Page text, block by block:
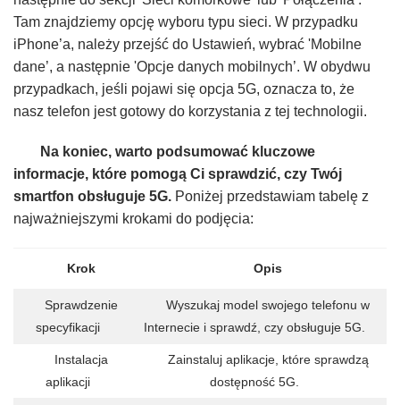
Tam znajdziemy opcję wyboru typu sieci. W przypadku
iPhone’a, należy przejść do Ustawień, wybrać 'Mobilne
dane’, a następnie 'Opcje danych mobilnych’. W obydwu
przypadkach, jeśli pojawi się opcja 5G, oznacza to, że
nasz telefon jest gotowy do korzystania z tej technologii.
Na koniec, warto podsumować kluczowe
informacje, które pomogą Ci sprawdzić, czy Twój
smartfon obsługuje 5G. Poniżej przedstawiam tabelę z
najważniejszymi krokami do podjęcia:
Krok Opis
Sprawdzenie
specyfikacji
Wyszukaj model swojego telefonu w
Internecie i sprawdź, czy obsługuje 5G.
Instalacja
aplikacji
Zainstaluj aplikacje, które sprawdzą
dostępność 5G.